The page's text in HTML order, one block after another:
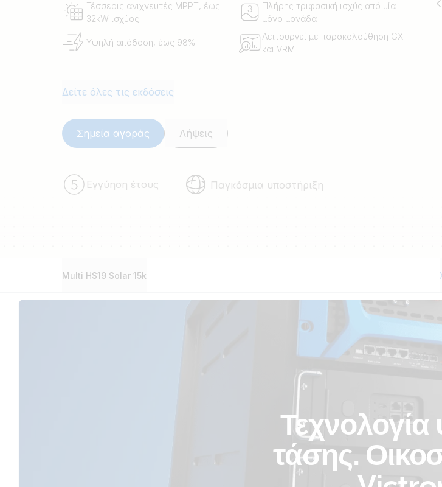
Τέσσερις ανιχνευτές MPPT, έως
32kW ισχύος
Πλήρης τριφασική ισχύς από μία
μόνο μονάδα
Υψηλή απόδοση, έως 98%
Λειτουργεί με παρακολούθηση GX
και VRM
Δείτε όλες τις εκδόσεις
Σημεία αγοράς Λήψεις
Εγγύηση έτους Παγκόσμια υποστήριξη
Multi HS19 Solar 15k
τάσης.